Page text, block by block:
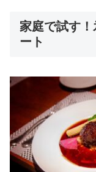
家庭で試す
ート